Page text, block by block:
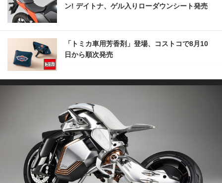
ン! デイトナ、ゲル入りローダウンシート発売
「トミカ車用芳香剤」登場、コストコで8月10
日から順次発売